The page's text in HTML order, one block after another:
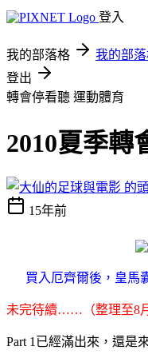
登入
我的部落格 我的部
登出
轉會停看聽 運動體育
2010夏季轉
15年前
買入厄齊爾後，皇馬
未完待續……（整理至8月
Part 1已經滿出來，還是